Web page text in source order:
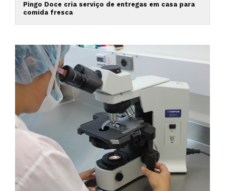
Pingo Doce cria serviço de entregas em casa para
comida fresca